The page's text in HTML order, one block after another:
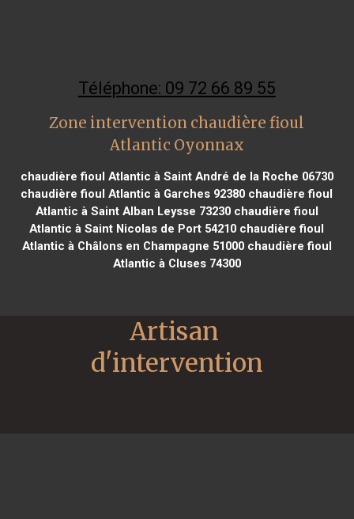
Téléphone: 09 72 66 89 55
Zone intervention chaudière fioul
Atlantic Oyonnax
chaudière fioul Atlantic à Saint André de la Roche 06730
chaudière fioul Atlantic à Garches 92380 chaudière fioul
Atlantic à Saint Alban Leysse 73230chaudière fioul
Atlantic à Saint Nicolas de Port 54210 chaudière fioul
Atlantic à Châlons en Champagne 51000chaudière fioul
Atlantic à Cluses 74300
Artisan
d'intervention